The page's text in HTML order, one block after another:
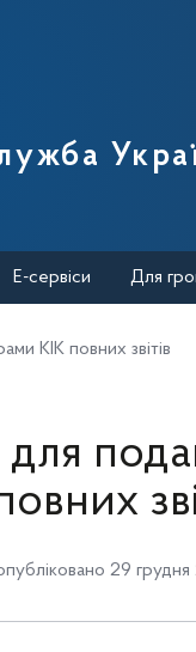
України
Е-сервіси Для
КІК повних звітів
для
29